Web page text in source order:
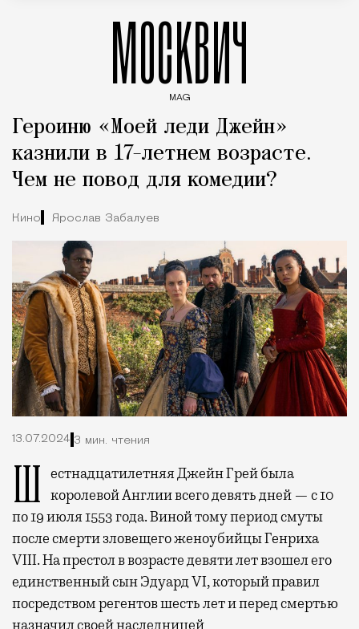
МОСКВИЧ
MAG
Героиню «Моей леди Джейн»
казнили в 17-летнем возрасте.
Чем не повод для комедии?
Кино Ярослав Забалуев
13.07.2024 3 мин. чтения
Шестнадцатилетняя Джейн Грей была королевой Англии всего девять дней — с 10
по 19 июля 1553 года. Виной тому период смуты
после смерти зловещего женоубийцы Генриха
VIII. На престол в возрасте девяти лет взошел его
единственный сын Эдуард VI, который правил
посредством регентов шесть лет и перед смертью
назначил своей наследницей